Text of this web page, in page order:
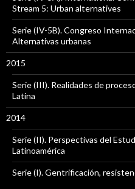
Stream 5: Urban alternatives
Serie (IV-5B). Congreso
Alternativas urbanas
2015
Serie (III). Realidades de
Latina
2014
Serie (II). Perspectivas del
Latinoamérica
Serie (I). Gentrificación,